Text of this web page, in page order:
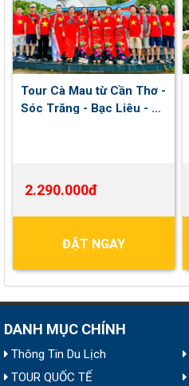
Tour Cà Mau từ Cần Thơ -
Sóc Trăng - Bạc Liêu - Cà
2.290.000đ
ĐẶT NGAY
DANH MỤC CHÍNH
Thông Tin Du Lịch
TOUR QUỐC TẾ